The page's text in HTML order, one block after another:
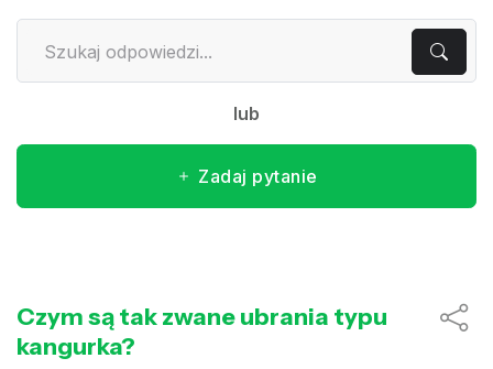
lub
Zadaj pytanie
Czym są tak zwane ubrania typu
kangurka?